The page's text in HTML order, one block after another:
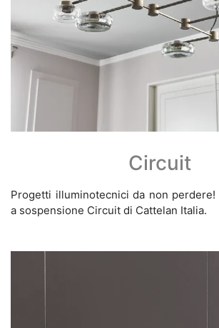
Circuit
Progetti illuminotecnici da non perdere!
a sospensione Circuit di Cattelan Italia.